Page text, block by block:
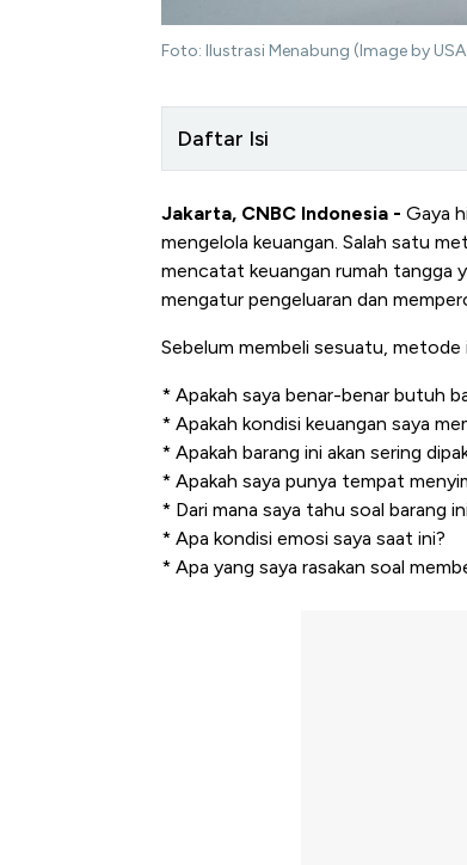
Foto: Ilustrasi Menabung (Image by
Daftar Isi
Jakarta, CNBC Indonesia - Gaya
mengelola keuangan. Salah satu
mencatat keuangan rumah tangga
mengatur pengeluaran dan
Sebelum membeli sesuatu, metode
* Apakah saya benar-benar butuh
* Apakah kondisi keuangan saya
* Apakah barang ini akan sering
* Apakah saya punya tempat
* Dari mana saya tahu soal barang
* Apa kondisi emosi saya saat ini?
* Apa yang saya rasakan soal